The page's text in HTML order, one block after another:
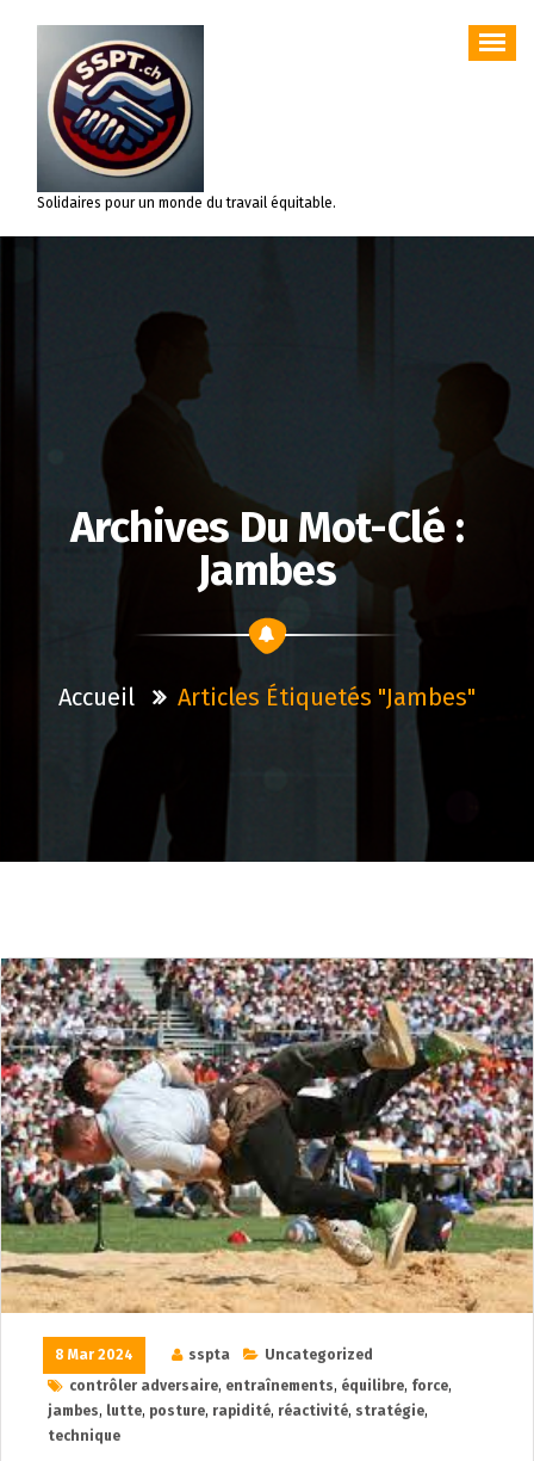
contenu
Solidaires pour un monde du travail équitable.
Archives Du Mot-Clé :
Jambes
Accueil Articles Étiquetés "jambes"
8 Mar 2024 sspta
Uncategorized
contrôler adversaire, entraînements, équilibre, force,
jambes, lutte, posture, rapidité, réactivité, stratégie,
technique